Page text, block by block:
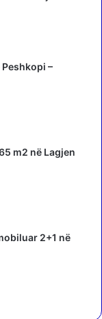
–
m2 në Lagjen
2+1 në